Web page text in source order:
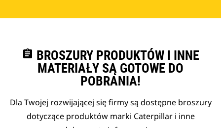
assignment BROSZURY PRODUKTÓW I INNE
MATERIAŁY SĄ GOTOWE DO
POBRANIA!
Dla Twojej rozwijającej się firmy są dostępne broszury
dotyczące produktów marki Caterpillar i inne